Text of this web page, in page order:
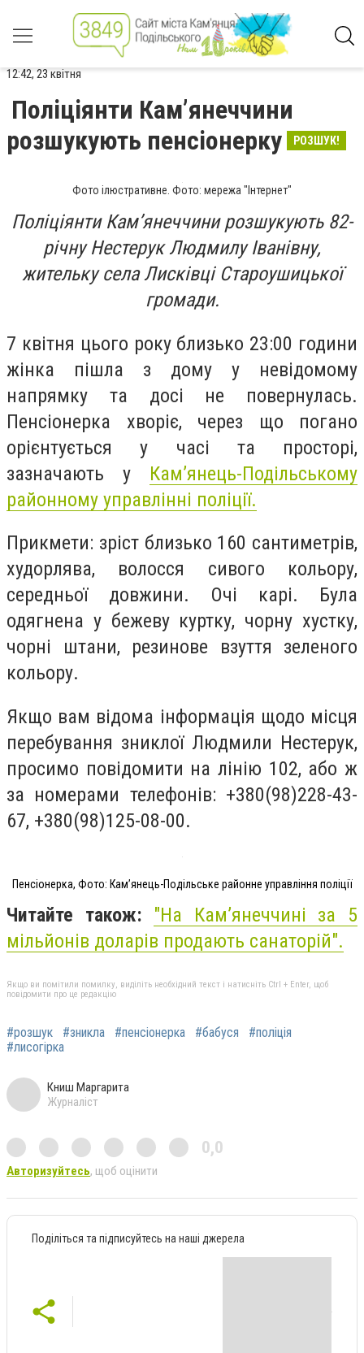
12:42, 23 квітня
Поліціянти Камʼянеччини
розшукують пенсіонерку
РОЗШУК!
Фото ілюстративне. Фото: мережа "Інтернет"
Поліціянти Камʼянеччини розшукують 82-
річну Нестерук Людмилу Іванівну,
жительку села Лисківці Староушицької
громади.
7 квітня цього року близько 23:00 години
жінка пішла з дому у невідомому
напрямку та досі не повернулась.
Пенсіонерка хворіє, через що погано
орієнтується у часі та просторі,
зазначають у Кам’янець-Подільському
районному управлінні поліції.
Прикмети: зріст близько 160 сантиметрів,
худорлява, волосся сивого кольору,
середньої довжини. Очі карі. Була
одягнена у бежеву куртку, чорну хустку,
чорні штани, резинове взуття зеленого
кольору.
Якщо вам відома інформація щодо місця
перебування зниклої Людмили Нестерук,
просимо повідомити на лінію 102, або ж
за номерами телефонів: +380(98)228-43-
67, +380(98)125-08-00.
Пенсіонерка, Фото: Кам’янець-Подільське районне управління поліції
Читайте також: "На Кам’янеччині за 5
мільйонів доларів продають санаторій".
Якщо ви помітили помилку, виділіть необхідний текст і натисніть Ctrl + Enter, щоб
повідомити про це редакцію
#розшук #зникла #пенсіонерка #бабуся
#поліція
#лисогірка
Книш Маргарита
Журналіст
0,0
Авторизуйтесь, щоб оцінити
Поділіться та підписуйтесь на наші джерела